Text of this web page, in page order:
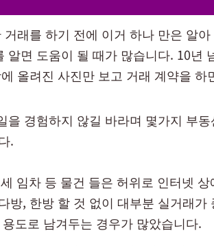
래를 하기 전에 이거 하나 만은 알
알면 도움이 될 때가 많습니다. 10년
올려진 사진만 보고 거래 계약을 하
을 경험하지 않길 바라며 몇가지 부
.
임차 등 물건 들은 허위로 인터넷 상
방, 한방 할 것 없이 대부분 실거래가
도로 남겨두는 경우가 많았습니다.